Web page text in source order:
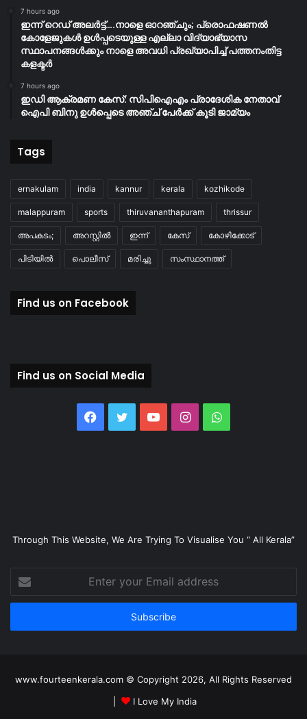
7 hours ago
ഇന്ന് റെഡ് അലർട്ട്….നാളെ ഓറഞ്ചും; പ്രൊഫഷണൽ
കോളേജുകൾ ഉൾപ്പടെയുള്ള എല്ലാ വിദ്യാഭ്യാസ
സ്ഥാപനങ്ങൾക്കും നാളെ അവധി പ്രഖ്യാപിച്ച് പത്തനംതിട്ട
കളക്ടർ
7 hours ago
ഇഡി ആക്രമണ കേസ്: സിപിഐഎം പ്രാദേശിക നേതാവ്
ഐപി ബിനു ഉൾപ്പെടെ അഞ്ച് പേർക്ക് കൂടി ജാമ്യം
Tags
ernakulam india kannur kerala kozhikode
malappuram sports thiruvananthapuram thrissur
അപകടം; അറസ്റ്റിൽ ഇന്ന് കേസ് കോഴിക്കോട്
പിടിയിൽ പൊലീസ് മരിച്ചു സംസ്ഥാനത്ത്
Find us on Facebook
Find us on Social Media
Facebook
TwitterYouTubeInstagramWhatsApp
Through This Website, We Are Trying To Visualise You “ All Kerala”
your
Email
www.fourteenkerala.com © Copyright 2026, All Rights Reserved
I Love My India